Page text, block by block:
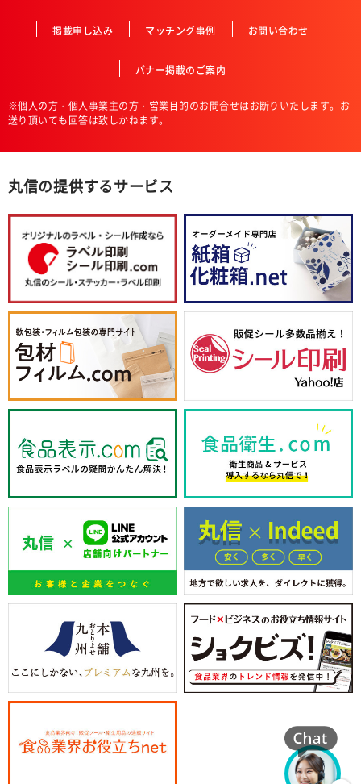
掲載申し込み マッチング事例 お問い合わせ
バナー掲載のご案内
※個人の方・個人事業主の方・営業目的のお問合せはお断りいたします。お
送り頂いても回答は致しかねます。
丸信の提供するサービス